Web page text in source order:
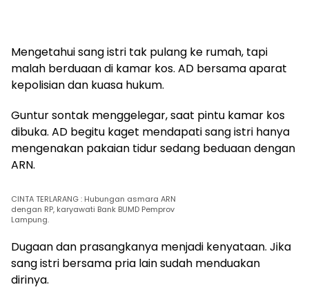
Mengetahui sang istri tak pulang ke rumah, tapi
malah berduaan di kamar kos. AD bersama aparat
kepolisian dan kuasa hukum.
Guntur sontak menggelegar, saat pintu kamar kos
dibuka. AD begitu kaget mendapati sang istri hanya
mengenakan pakaian tidur sedang beduaan dengan
ARN.
CINTA TERLARANG : Hubungan asmara ARN
dengan RP, karyawati Bank BUMD Pemprov
Lampung.
Dugaan dan prasangkanya menjadi kenyataan. Jika
sang istri bersama pria lain sudah menduakan
dirinya.